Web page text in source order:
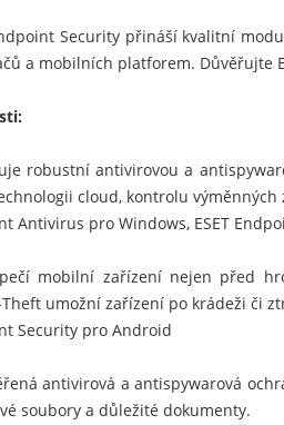
Security přináší kvalitní
a mobilních platforem. Důvěřujte
robustní antivirovou a
cloud, kontrolu
Antivirus pro Windows, ESET
mobilní zařízení nejen před
umožní zařízení po krádeži či
Security pro Android
antivirová a antispywarová
soubory a důležité dokumenty.